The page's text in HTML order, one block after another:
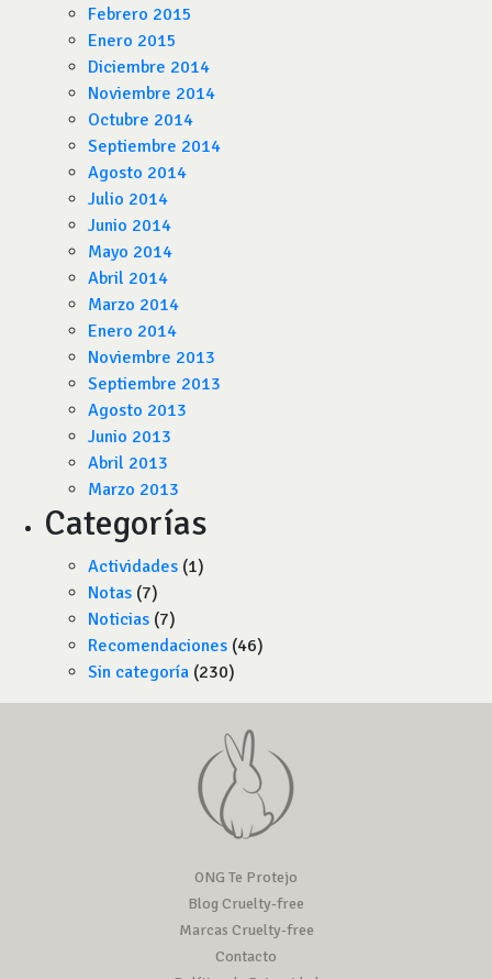
Febrero 2015
Enero 2015
Diciembre 2014
Noviembre 2014
Octubre 2014
Septiembre 2014
Agosto 2014
Julio 2014
Junio 2014
Mayo 2014
Abril 2014
Marzo 2014
Enero 2014
Noviembre 2013
Septiembre 2013
Agosto 2013
Junio 2013
Abril 2013
Marzo 2013
Categorías
Actividades (1)
Notas (7)
Noticias (7)
Recomendaciones (46)
Sin categoría (230)
ONG Te Protejo
Blog Cruelty-free
Marcas Cruelty-free
Contacto